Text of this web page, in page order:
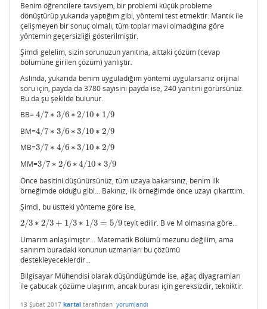
Benim öğrencilere tavsiyem, bir problemi küçük probleme
dönüştürüp yukarıda yaptığım gibi, yöntemi test etmektir. Mantık ile
çelişmeyen bir sonuç olmalı, tüm toplar mavi olmadığına göre
yöntemin geçersizliği gösterilmiştir.
Şimdi gelelim, sizin sorunuzun yanıtına, alttaki çözüm (cevap
bölümüne girilen çözüm) yanlıştır.
Aslında, yukarıda benim uyguladığım yöntemi uygularsanız orijinal
soru için, payda da 3780 sayısını payda ise, 240 yanıtını görürsünüz.
Bu da şu şekilde bulunur.
BB=4/7 ∗ 3/6 ∗2/10 ∗ 1/9
4/7∗3 /6∗ 2/10∗1 /9
BM=4/7 ∗ 3/6 ∗3/10 ∗ 2/9
4/7∗3 /6∗ 3/10∗2 /9
MB=3/7 ∗ 4/6 ∗3/10 ∗ 2/9
3/7∗4 /6∗ 3/10∗2 /9
MM=3/7 ∗ 2/6 ∗4/10 ∗ 3/9
3/7∗2 /6∗ 4/10∗3 /9
Önce basitini düşünürsünüz, tüm uzaya bakarsınız, benim ilk
örneğimde olduğu gibi... Bakınız, ilk örneğimde önce uzayı çıkarttım.
Şimdi, bu üstteki yönteme göre ise,
2/3 ∗ 2/3 + 1/3 ∗ 1/3 = 5/9
2/3∗2 /3+1 /3 ∗1/3 = 5/9
teyit edilir. B ve M olmasına göre...
Umarım anlaşılmıştır... Matematik Bölümü mezunu değilim, ama
sanırım buradaki konunun uzmanları bu çözümü
destekleyeceklerdir...
Bilgisayar Mühendisi olarak düşündüğümde ise, ağaç diyagramları
ile çabucak çözüme ulaşırım, ancak burası için gereksizdir, tekniktir.
13 Şubat 2017 kartal tarafından yorumlandı